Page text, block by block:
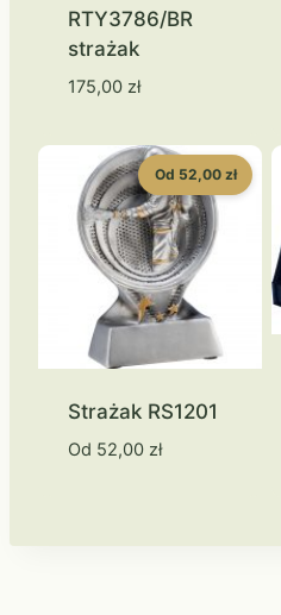
RTY3786/BR
strażak
175,00 zł
Od 52,00 zł
Strażak RS1201
Od 52,00 zł